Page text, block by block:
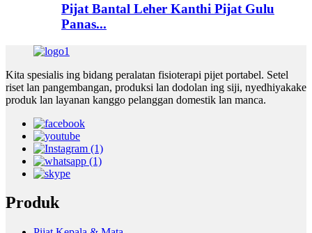
Pijat Bantal Leher Kanthi Pijat Gulu
Panas...
Kita spesialis ing bidang peralatan fisioterapi pijet portabel. Setel
riset lan pangembangan, produksi lan dodolan ing siji, nyedhiyakake
produk lan layanan kanggo pelanggan domestik lan manca.
Produk